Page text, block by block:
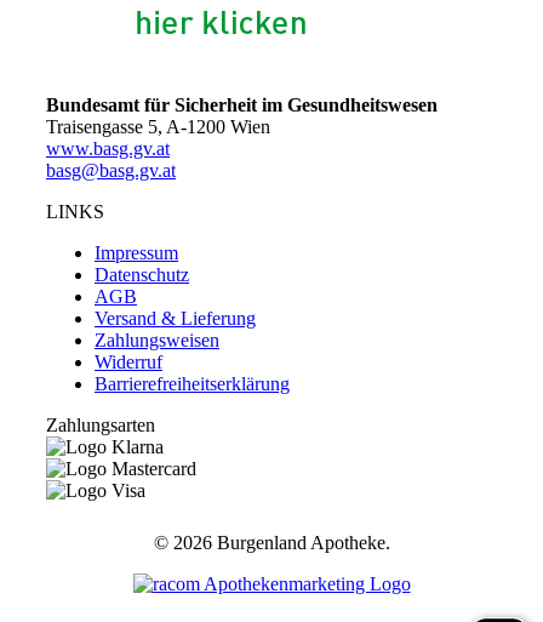
Bundesamt für Sicherheit im Gesundheitswesen
Traisengasse 5, A-1200 Wien
www.basg.gv.at
basg@basg.gv.at
LINKS
Impressum
Datenschutz
AGB
Versand & Lieferung
Zahlungsweisen
Widerruf
Barrierefreiheitserklärung
Zahlungsarten
© 2026 Burgenland Apotheke.